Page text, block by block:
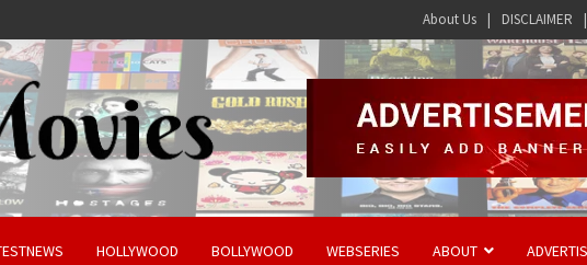
About Us DISCLAIMER
HOLLYWOOD BOLLYWOOD WEBSERIES ABOUT